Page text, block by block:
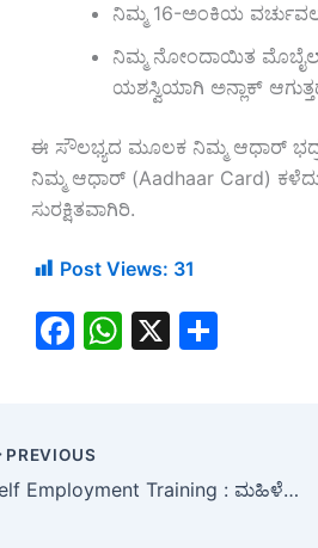
ನಿಮ್ಮ 16-ಅಂಕಿಯ ವರ್ಚುವಲ್
ನಿಮ್ಮ ನೋಂದಾಯಿತ
ಯಶಸ್ವಿಯಾಗಿ ಅನ್ಲಾಕ್
ಈ ಸೌಲಭ್ಯದ ಮೂಲಕ ನಿಮ್ಮ ಆಧಾರ್
ನಿಮ್ಮ ಆಧಾರ್ (Aadhaar Card)
ಸುರಕ್ಷಿತವಾಗಿರಿ.
Post Views: 31
F
e
b
W
A
X
PREVIOUS
Self Employment Training : ಮಹಿಳೆಯರು ಸ್ವಯಂ ಉದ್ಯೋಗ ತರಬೇತಿ ಪಡೆದು ಆರ್ಥಿಕವಾಗಿ ಸಬಲರಾಗಬೇಕು : ಅಶ್ವಿನಿ